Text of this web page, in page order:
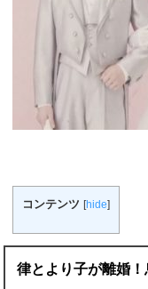
コンテンツ [hide]
律とより子が離婚